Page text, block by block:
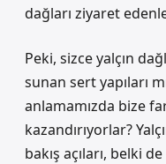
dağları ziyaret
Peki, sizce yalçın
sunan sert yapıları
anlamamızda bize
kazandırıyorlar?
bakış açıları, belki